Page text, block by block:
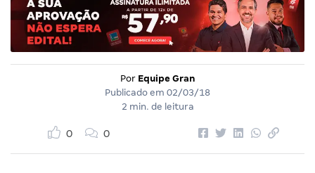
Por Equipe Gran
Publicado em 02/03/18
2 min. de leitura
0 0